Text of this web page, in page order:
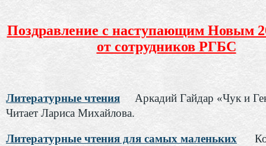
Поздравление с наступающим Новым
от сотрудников РГБС
Литературные чтения
Аркадий Гайдар «Чук и
Читает Лариса Михайлова.
Литературные чтения для самых маленьких